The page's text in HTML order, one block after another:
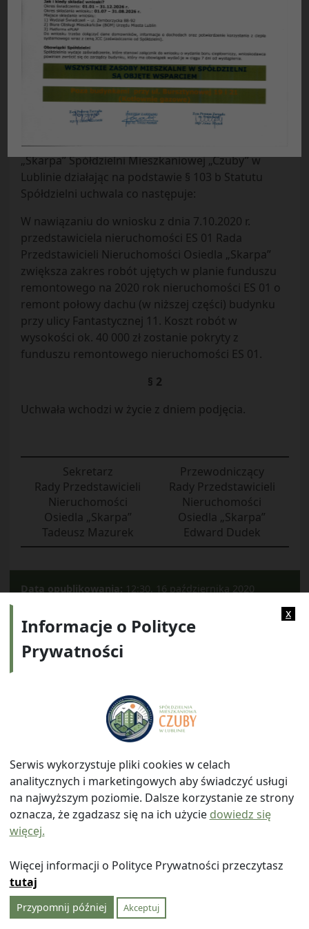
Uchwała Nr 29/2020
Rady Przedstawicieli Nieruchomości Osiedla
„Skarpa”
Spółdzielni Mieszkaniowej „Czuby”
z dnia 12.10.2020 r.
w sprawie:korekty planu funduszu
remontowego na 2020 rok nieruchomości ES 01.
Rada Przedstawicieli Nieruchomości Osiedla
„Skarpa” Spółdzielni Mieszkaniowej „Czuby” w
Lublinie działając na podstawie § 103 b Statutu
Spółdzielni uchwala co następuje:
W nawiązaniu do wniosku z dnia 7.10.2020 r.
przedstawiciela nieruchomości ES 01 Rada
Przedstawicieli Nieruchomości Osiedla „Skarpa”
zwiększa zakres robót ujętych w planie funduszu
remontowego na 2020 rok nieruchomości ES 01 o
remont połowy dachu (w niższej części) budynku
przy ulicy Fantastycznej 11. Koszt robót w
wysokości ok. 40 000 zł zostanie pokryty z
funduszu remontowego nieruchomości ES 01.
§ 2
Uchwała wchodzi w życie z dniem podjęcia.
Sekretarz
Rady Przedstawicieli
Nieruchomości
Osiedla „Skarpa”
Tadeusz Mazurek
Przewodniczący
Rady Przedstawicieli
Nieruchomości
Osiedla „Skarpa”
Edward Dudek
Data opublikowania: 12:30, 16 października 2020
ul. Watykańska 6, 20-538 Lublin
Telefon: 814641700 E-mail: info@smczuby.pl
© 2026
x
Informacje o Polityce
Prywatności
Serwis wykorzystuje pliki cookies w celach
analitycznych i marketingowych aby świadczyć usługi
na najwyższym poziomie. Dalsze korzystanie ze strony
oznacza, że zgadzasz się na ich użycie dowiedz się
więcej.
Więcej informacji o Polityce Prywatności przeczytasz
tutaj
Przypomnij później Akceptuj